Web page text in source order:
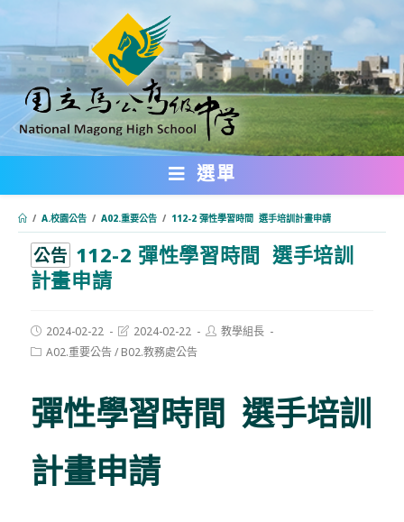
轉
主
要
內
選單
/ A.校園公告 / A02.重要公告 / 112-2 彈性學習時間 選手培訓計畫申請
公告 112-2 彈性學習時間 選手培訓
計畫申請
Post
published:
2024-02-22
Post
modified:
2024-02-22
Post教學組長
PostA02.重要公告/ B02.教務處公告
彈性學習時間 選手培訓
計畫申請